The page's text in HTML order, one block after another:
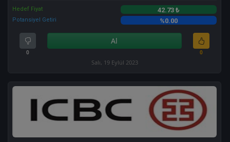
Hedef Fiyat 42.73 ₺
Potansiyel Getiri %0.00
0
Al
0
Salı, 19 Eylül 2023